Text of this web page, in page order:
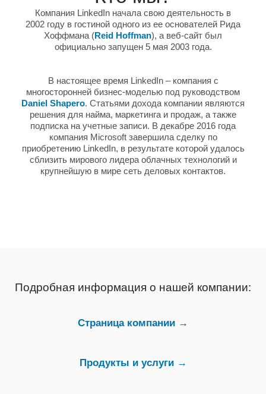
Компания LinkedIn начала свою деятельность в
2002 году в гостиной одного из еe основателей Рида
Хоффмана (Reid Hoffman), а веб-сайт был
официально запущен 5 мая 2003 года.
В настоящее время LinkedIn – компания с
многосторонней бизнес-моделью под руководством
Daniel Shapero. Статьями дохода компании являются
решения для найма, маркетинга и продаж, а также
подписка на учетные записи. В декабре 2016 года
компания Microsoft завершила сделку по
приобретению LinkedIn, в результате которой удалось
сблизить мирового лидера облачных технологий и
крупнейшую в мире сеть деловых контактов.
Подробная информация о нашей компании:
Страница компании →
Продукты и услуги →